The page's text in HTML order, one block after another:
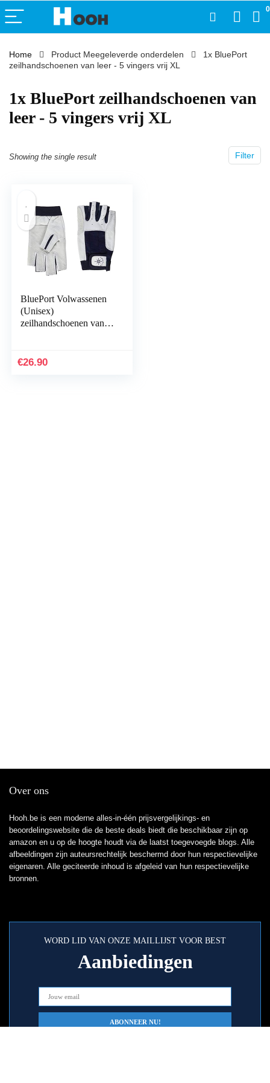
0
Home Product Meegeleverde onderdelen
‎1x BluePort
zeilhandschoenen van leer - 5 vingers vrij XL
‎1x BluePort zeilhandschoenen van
leer - 5 vingers vrij XL
Filter
Showing the single result
BluePort Volwassenen
(Unisex)
zeilhandschoenen van
€26.90
Over ons
Hooh.be is een moderne alles-in-één prijsvergelijkings- en
beoordelingswebsite die de beste deals biedt die beschikbaar zijn op
amazon en u op de hoogte houdt via de laatst toegevoegde blogs. Alle
afbeeldingen zijn auteursrechtelijk beschermd door hun respectievelijke
eigenaren. Alle geciteerde inhoud is afgeleid van hun respectievelijke
bronnen.
WORD LID VAN ONZE MAILLIJST VOOR BEST
Aanbiedingen